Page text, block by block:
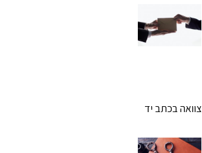
צוואה בכתב יד